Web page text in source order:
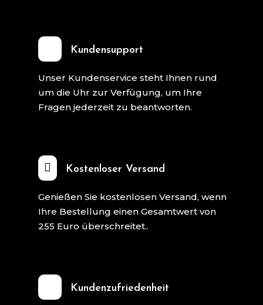
Kundensupport
Unser Kundenservice steht Ihnen rund
um die Uhr zur Verfügung, um Ihre
Fragen jederzeit zu beantworten.
 Kostenloser Versand
Genießen Sie kostenlosen Versand, wenn
Ihre Bestellung einen Gesamtwert von
255 Euro überschreitet..
Kundenzufriedenheit